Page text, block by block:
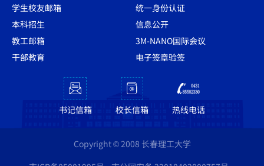
学生校友邮箱
统一身份认证
本科招生
信息公开
教工邮箱
3M-NANO国际会议
干部教育
电子签章验签
书记信箱 校长信箱 热线电话
Copyright © 2008 长春理工大学